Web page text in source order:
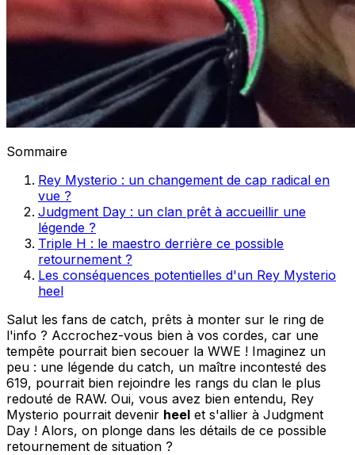
Sommaire
Rey Mysterio : un changement de cap radical en
vue ?
Judgment Day : un clan prêt à accueillir une
légende ?
Triple H : le maestro derrière ce possible
retournement ?
Les conséquences potentielles d'un Rey Mysterio
heel
Salut les fans de catch, prêts à monter sur le ring de
l'info ? Accrochez-vous bien à vos cordes, car une
tempête pourrait bien secouer la WWE ! Imaginez un
peu : une légende du catch, un maître incontesté des
619, pourrait bien rejoindre les rangs du clan le plus
redouté de RAW. Oui, vous avez bien entendu, Rey
Mysterio pourrait devenir heel et s'allier à Judgment
Day ! Alors, on plonge dans les détails de ce possible
retournement de situation ?